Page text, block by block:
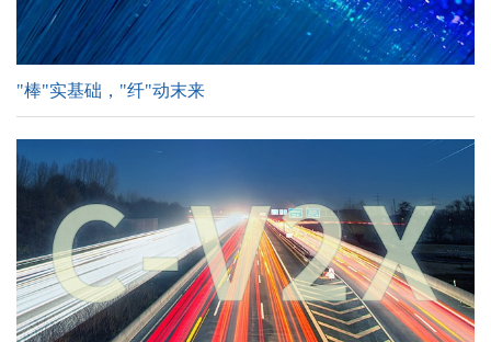
"棒"实基础，"纤"动末来